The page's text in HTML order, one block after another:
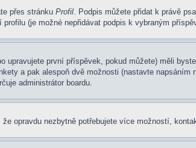
přes stránku Profil. Podpis můžete přidat k právě
(je možné nepřidávat podpis k vybraným
upravujete první příspěvek, pokud můžete) měli
a pak alespoň dvě možnosti (nastavte napsáním
administrátor boardu.
opravdu nezbytně potřebujete více možností,